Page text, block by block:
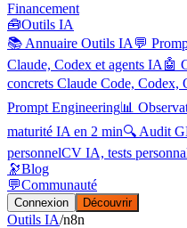
Financement
🧰Outils IA
📚 Annuaire Outils IA 💬
Claude, Codex et agents IA 🤖
concrets Claude Code, Codex,
Prompt Engineering📊
maturité IA en 2 min🔍 Audit
personnelCV IA, tests
🔭Blog
💬Communauté
Connexion Découvrir
Outils IA/n8n